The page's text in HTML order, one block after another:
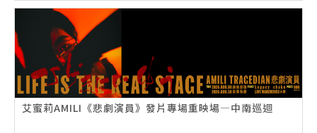
艾蜜莉AMILI《悲劇演員》發片專場重映場—中南巡迴